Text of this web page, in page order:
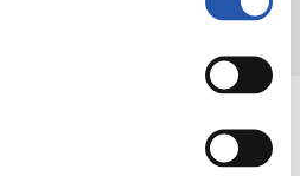
08/08/2026